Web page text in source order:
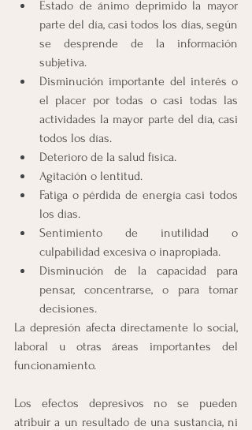
Estado de ánimo deprimido la mayor
parte del día, casi todos los días, según
se desprende de la información
subjetiva.
Disminución importante del interés o
el placer por todas o casi todas las
actividades la mayor parte del día, casi
todos los días.
Deterioro de la salud física.
Agitación o lentitud.
Fatiga o pérdida de energía casi todos
los días.
Sentimiento de inutilidad o
culpabilidad excesiva o inapropiada.
Disminución de la capacidad para
pensar, concentrarse, o para tomar
decisiones.
La depresión afecta directamente lo social,
laboral u otras áreas importantes del
funcionamiento.
Los efectos depresivos no se pueden
atribuir a un resultado de una sustancia, ni